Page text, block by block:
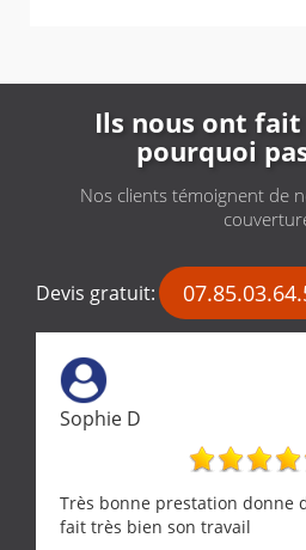
Ils nous ont fait
pourquoi
Nos clients témoignent de
Devis gratuit:
Sophie D
Très bonne prestation donne
fait très bien son travail